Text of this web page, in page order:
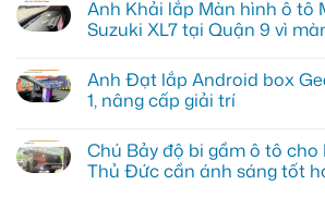
nâng
cấp
Màn
Green
cho
Honda
Thủ
Đức
vì
bình
luận
ở
lắp
màn
hình
cho
Honda
CR-
Anh Khải lắp Màn hình ô tô
Suzuki XL7 tại Quận 9 vì
bình
luận
ở
lắp
Màn
hình
Anh Đạt lắp Android box
1, nâng cấp giải trí
bình
luận
ở
Chú Bảy độ bi gầm ô tô cho
Thủ Đức cần ánh sáng tốt